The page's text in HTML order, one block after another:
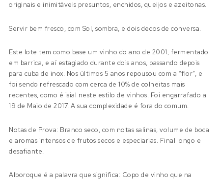
originais e inimitáveis presuntos, enchidos, queijos e azeitonas.
Servir bem fresco, com Sol, sombra, e dois dedos de conversa.
Este lote tem como base um vinho do ano de 2001, fermentado
em barrica, e aí estagiado durante dois anos, passando depois
para cuba de inox. Nos últimos 5 anos repousou com a “flor”, e
foi sendo refrescado com cerca de 10% de colheitas mais
recentes, como é isial neste estilo de vinhos. Foi engarrafado a
19 de Maio de 2017. A sua complexidade é fora do comum.
Notas de Prova: Branco seco, com notas salinas, volume de boca
e aromas intensos de frutos secos e especiarias. Final longo e
desafiante.
Alboroque é a palavra que significa: Copo de vinho que na